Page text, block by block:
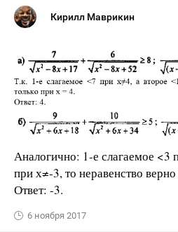
Кирилл Маврикин
Аналогично: 1-е слагаемое <3
при х≠-3, то неравенство
Ответ: -3.
6 ноября 2017